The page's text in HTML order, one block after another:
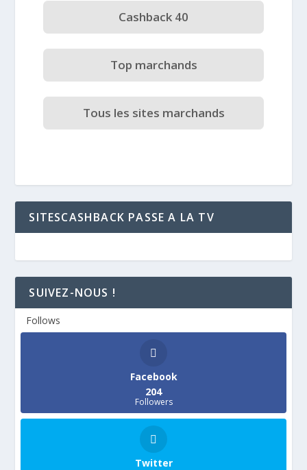
Cashback 40
Top marchands
Tous les sites marchands
SITESCASHBACK PASSE A LA TV
SUIVEZ-NOUS !
Follows
Facebook
204
Followers
Twitter